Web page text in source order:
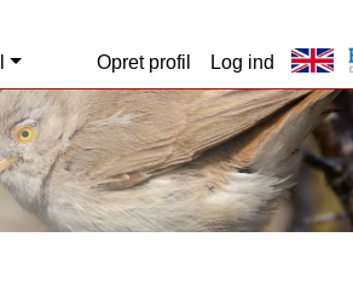
Opret profil Log ind